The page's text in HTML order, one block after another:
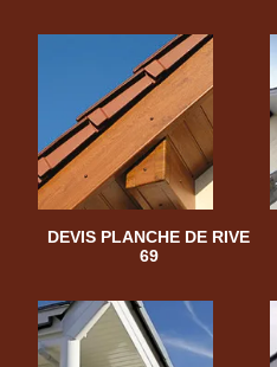
DEVIS PLANCHE DE RIVE
69